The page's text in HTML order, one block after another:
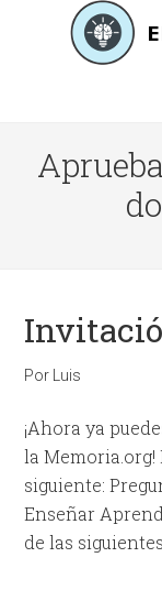
Por Luis
¡Ahora ya
la Memoria.org!
siguiente:
Enseñar
de las